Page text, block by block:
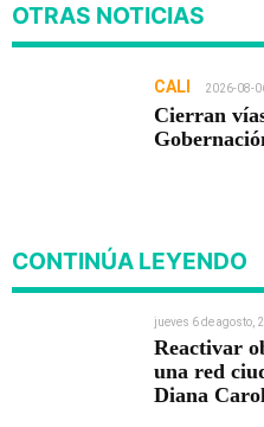
OTRAS NOTICIAS
CALI 2026-08-
Cierran
CONTINÚA LEYENDO
jueves 6 de agosto,
Reactivar
una red
Diana